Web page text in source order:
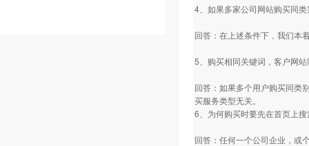
4、如果多家公司网站购买同
回答：在上述条件下，我们本
5、购买相同关键词，客户网
回答：如果多个用户购买同类
买服务类型无关。
6、为何购买时要先在首页上
回答：任何一个公司企业，或